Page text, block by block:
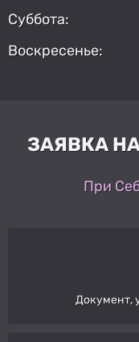
Суббота:
Воскресенье:
ЗАЯВКА
При
Документ,